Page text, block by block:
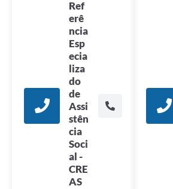
Ref
erê
ncia
Esp
ecia
liza
do
de
Assi
stên
cia
Soci
al -
CRE
AS